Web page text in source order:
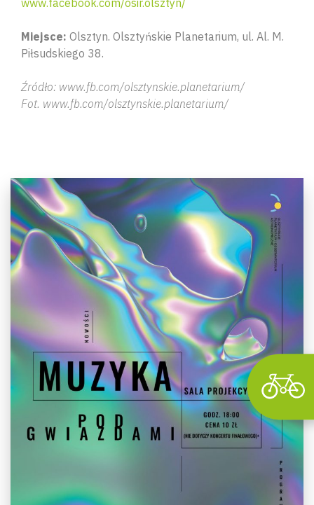
Miejsce: Olsztyn. Olsztyńskie Planetarium, ul. Al. M.
Piłsudskiego 38.
Źródło: www.fb.com/olsztynskie.planetarium/
Fot. www.fb.com/olsztynskie.planetarium/